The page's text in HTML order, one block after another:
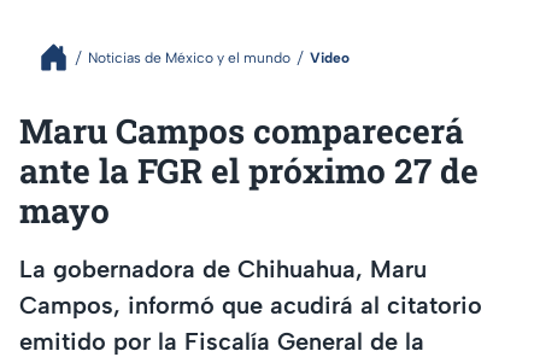
Noticias de México y el mundo Video
Maru Campos comparecerá
ante la FGR el próximo 27 de
mayo
La gobernadora de Chihuahua, Maru
Campos, informó que acudirá al citatorio
emitido por la Fiscalía General de la